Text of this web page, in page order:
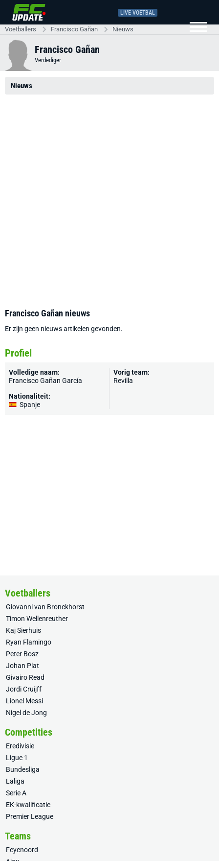
LIVE VOETBAL
Voetballers Francisco Gañan Nieuws
Francisco Gañan
Verdediger
Nieuws
Francisco Gañan nieuws
Er zijn geen nieuws artikelen gevonden.
Profiel
Volledige naam:
Francisco Gañan García
Nationaliteit:
Spanje
Vorig team:
Revilla
Voetballers
Giovanni van Bronckhorst
Timon Wellenreuther
Kaj Sierhuis
Ryan Flamingo
Peter Bosz
Johan Plat
Givairo Read
Jordi Cruijff
Lionel Messi
Nigel de Jong
Competities
Eredivisie
Ligue 1
Bundesliga
Laliga
Serie A
EK-kwalificatie
Premier League
Teams
Feyenoord